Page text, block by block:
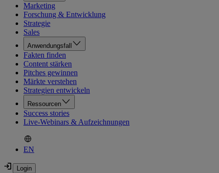
Marketing
Forschung & Entwicklung
Strategie
Sales
Anwendungsfall
Fakten finden
Content stärken
Pitches gewinnen
Märkte verstehen
Strategien entwickeln
Ressourcen
Success stories
Live-Webinars & Aufzeichnungen
EN